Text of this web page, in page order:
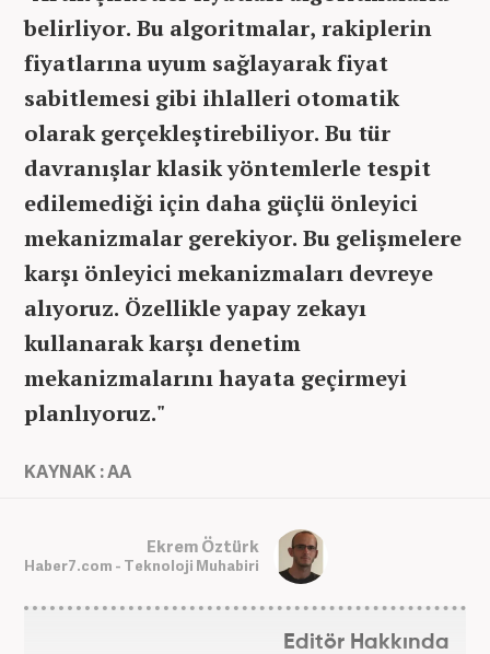
belirliyor. Bu algoritmalar, rakiplerin
fiyatlarına uyum sağlayarak fiyat
sabitlemesi gibi ihlalleri otomatik
olarak gerçekleştirebiliyor. Bu tür
davranışlar klasik yöntemlerle tespit
edilemediği için daha güçlü önleyici
mekanizmalar gerekiyor. Bu gelişmelere
karşı önleyici mekanizmaları devreye
alıyoruz. Özellikle yapay zekayı
kullanarak karşı denetim
mekanizmalarını hayata geçirmeyi
planlıyoruz."
KAYNAK : AA
Ekrem Öztürk
Haber7.com - Teknoloji Muhabiri
Editör Hakkında